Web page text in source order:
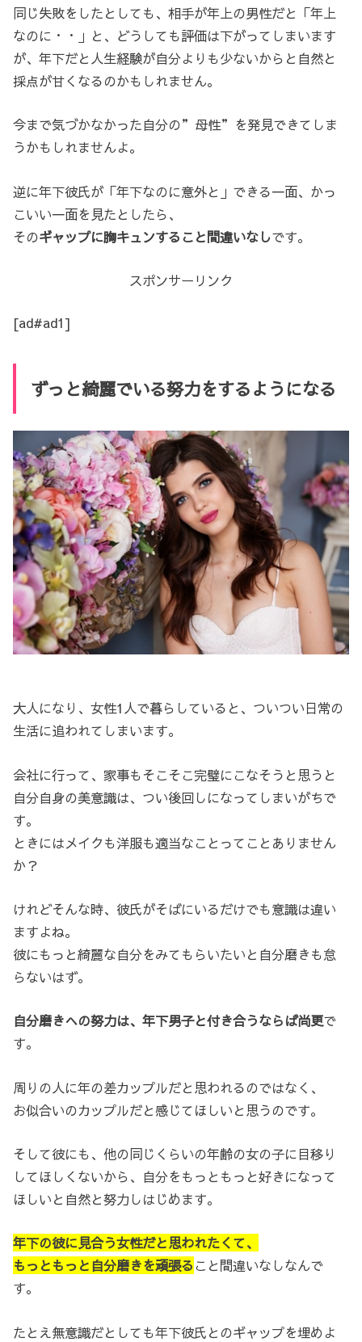
同じ失敗をしたとしても、相手が年上の男性だと「年上
なのに・・」と、どうしても評価は下がってしまいます
が、年下だと人生経験が自分よりも少ないからと自然と
採点が甘くなるのかもしれません。
今まで気づかなかった自分の”母性”を発見できてしま
うかもしれませんよ。
逆に年下彼氏が「年下なのに意外と」できる一面、かっ
こいい一面を見たとしたら、
そのギャップに胸キュンすること間違いなしです。
スポンサーリンク
[ad#ad1]
ずっと綺麗でいる努力をするようになる
大人になり、女性1人で暮らしていると、ついつい日常の
生活に追われてしまいます。
会社に行って、家事もそこそこ完璧にこなそうと思うと
自分自身の美意識は、つい後回しになってしまいがちで
す。
ときにはメイクも洋服も適当なことってことありません
か？
けれどそんな時、彼氏がそばにいるだけでも意識は違い
ますよね。
彼にもっと綺麗な自分をみてもらいたいと自分磨きも怠
らないはず。
自分磨きへの努力は、年下男子と付き合うならば尚更で
す。
周りの人に年の差カップルだと思われるのではなく、
お似合いのカップルだと感じてほしいと思うのです。
そして彼にも、他の同じくらいの年齢の女の子に目移り
してほしくないから、自分をもっともっと好きになって
ほしいと自然と努力しはじめます。
年下の彼に見合う女性だと思われたくて、
もっともっと自分磨きを頑張ること間違いなしなんで
す。
たとえ無意識だとしても年下彼氏とのギャップを埋めよ